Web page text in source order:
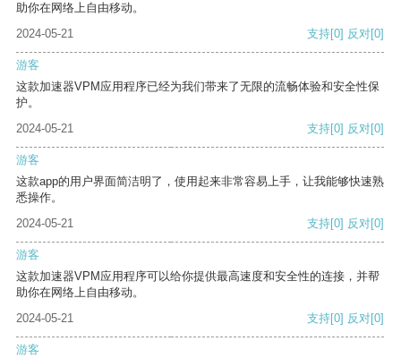
助你在网络上自由移动。
2024-05-21
支持[0] 反对[0]
游客
这款加速器VPM应用程序已经为我们带来了无限的流畅体验和安全性保
护。
2024-05-21
支持[0] 反对[0]
游客
这款app的用户界面简洁明了，使用起来非常容易上手，让我能够快速熟
悉操作。
2024-05-21
支持[0] 反对[0]
游客
这款加速器VPM应用程序可以给你提供最高速度和安全性的连接，并帮
助你在网络上自由移动。
2024-05-21
支持[0] 反对[0]
游客